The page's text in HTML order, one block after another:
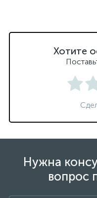
Хотите
Нужна
вопрос